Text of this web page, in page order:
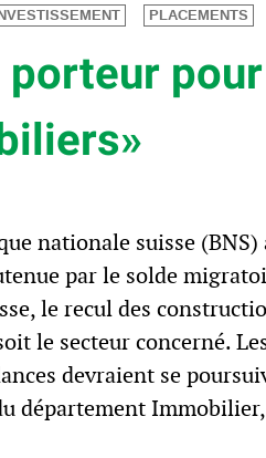
PLACEMENTS
porteur
nationale suisse
par le solde
le recul des
le secteur concerné.
devraient se
département